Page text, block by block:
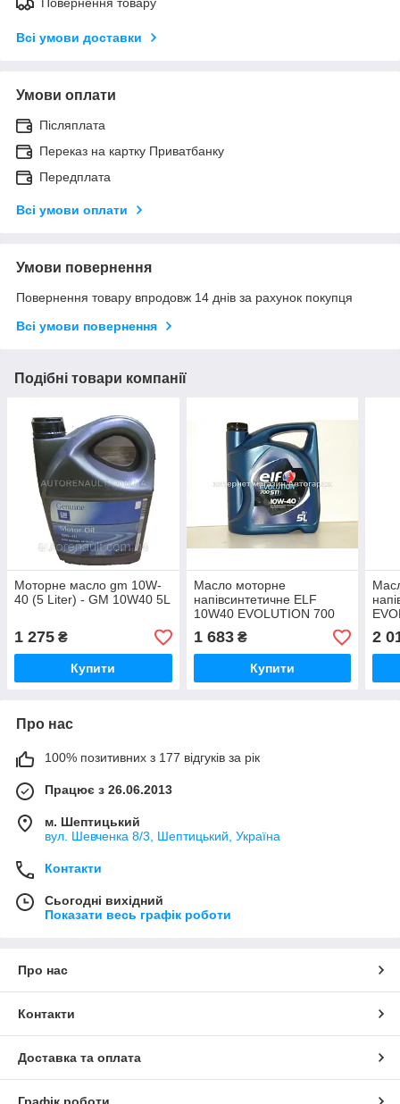
Повернення товару
Всі умови доставки
Умови оплати
Післяплата
Переказ на картку Приватбанку
Передплата
Всі умови оплати
Умови повернення
Повернення товару впродовж 14 днів за рахунок покупця
Всі умови повернення
Подібні товари компанії
Моторне масло gm 10W-
40 (5 Liter) - GM 10W40 5L
1 275 ₴
Купити
Масло моторне
напівсинтетичне ELF
10W40 EVOLUTION 700
1 683₴
Купити
2
Про нас
100% позитивних з 177 відгуків за рік
Працює з 26.06.2013
м. Шептицький
вул. Шевченка 8/3, Шептицький, Україна
Контакти
Сьогодні вихідний
Показати весь графік роботи
Про нас
Контакти
Доставка та оплата